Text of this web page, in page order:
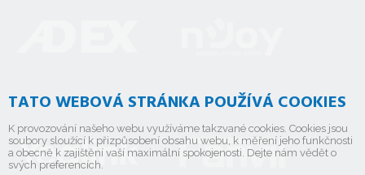
TATO WEBOVÁ STRÁNKA POUŽÍVÁ COOKIES
K provozování našeho webu využíváme takzvané cookies. Cookies jsou
soubory sloužící k přizpůsobení obsahu webu, k měření jeho funkčnosti
a obecně k zajištění vaší maximální spokojenosti. Dejte nám vědět o
svých preferencích.